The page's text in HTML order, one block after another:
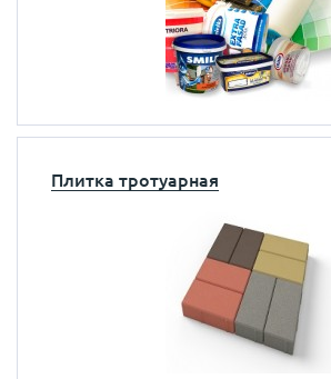
Плитка тротуарная